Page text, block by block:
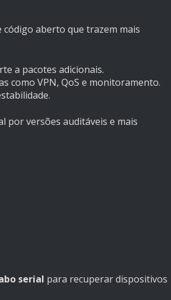
aberto que trazem mais
a pacotes adicionais.
como VPN, QoS e monitoramento.
por versões auditáveis e mais
serial para recuperar dispositivos